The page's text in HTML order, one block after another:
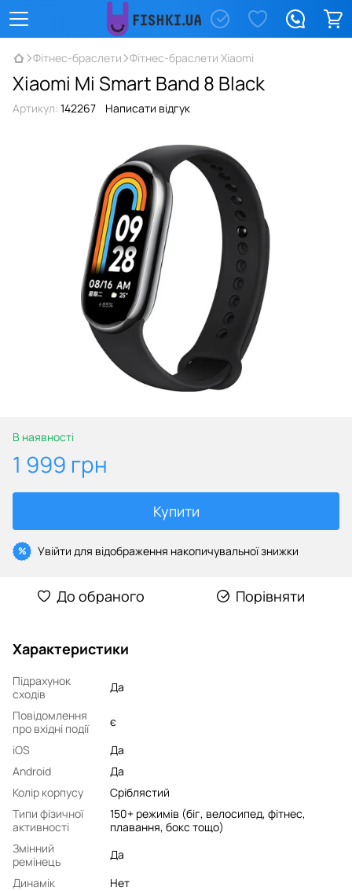
Фітнес-браслети Фітнес-браслети Xiaomi
Xiaomi Mi Smart Band 8 Black
Артикул: 142267 Написати відгук
В наявності
1 999 грн
Купити
% Увійти для відображення накопичувальної знижки
До обраного Порівняти
Характеристики
Підрахунок
сходів
Да
Повідомлення
про вхідні події
є
iOS
Да
Android
Да
Колір корпусу
Сріблястий
Типи фізичної
активності
150+ режимів (біг, велосипед, фітнес,
плавання, бокс тощо)
Змінний
ремінець
Да
Динамік
Нет